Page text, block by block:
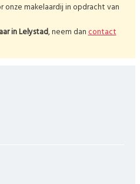
makelaardij in opdracht van
inLelystad, neem dancontact